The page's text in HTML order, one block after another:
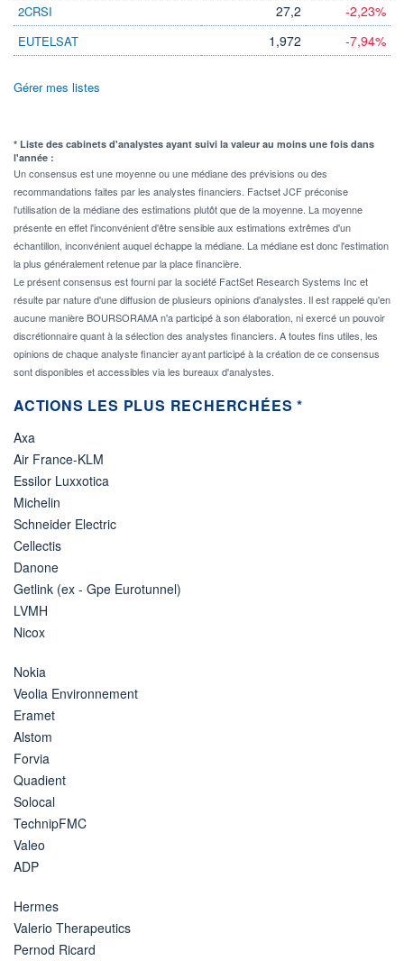
2CRSI 27,2 -2,23%
EUTELSAT 1,972 -7,94%
Gérer mes listes
* Liste des cabinets d'analystes ayant suivi la valeur au moins une fois dans
l'année :
Un consensus est une moyenne ou une médiane des prévisions ou des
recommandations faites par les analystes financiers. Factset JCF préconise
l'utilisation de la médiane des estimations plutôt que de la moyenne. La moyenne
présente en effet l'inconvénient d'être sensible aux estimations extrêmes d'un
échantillon, inconvénient auquel échappe la médiane. La médiane est donc l'estimation
la plus généralement retenue par la place financière.
Le présent consensus est fourni par la société FactSet Research Systems Inc et
résulte par nature d'une diffusion de plusieurs opinions d'analystes. Il est rappelé qu'en
aucune manière BOURSORAMA n'a participé à son élaboration, ni exercé un pouvoir
discrétionnaire quant à la sélection des analystes financiers. A toutes fins utiles, les
opinions de chaque analyste financier ayant participé à la création de ce consensus
sont disponibles et accessibles via les bureaux d'analystes.
ACTIONS LES PLUS RECHERCHÉES *
Axa
Air France-KLM
Essilor Luxxotica
Michelin
Schneider Electric
Cellectis
Danone
Getlink (ex - Gpe Eurotunnel)
LVMH
Nicox
Nokia
Veolia Environnement
Eramet
Alstom
Forvia
Quadient
Solocal
TechnipFMC
Valeo
ADP
Hermes
Valerio Therapeutics
Pernod Ricard